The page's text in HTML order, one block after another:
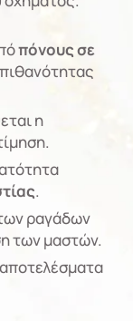
πόνους σε
η
.
ραγάδων
των μαστών.